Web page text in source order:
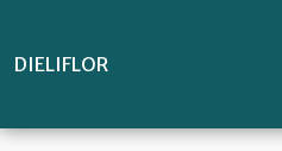
DIELIFLOR